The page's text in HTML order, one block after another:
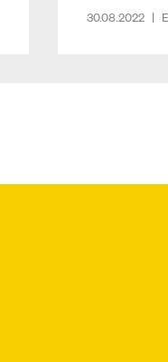
und zu
30.08.2022 |